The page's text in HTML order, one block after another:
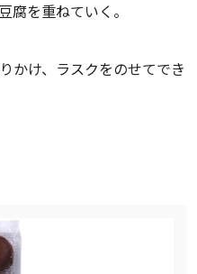
腐を重ねていく。
かけ、ラスクをのせてでき